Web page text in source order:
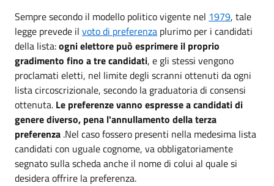
Sempre secondo il modello politico vigente nel 1979, tale
legge prevede il voto di preferenza plurimo per i candidati
della lista:ogni elettore può esprimere il proprio
gradimento fino a tre candidati, e gli stessi vengono
proclamati eletti, nel limite degli scranni ottenuti da ogni
lista circoscrizionale, secondo la graduatoria di consensi
ottenuta. Le preferenze vanno espresse a candidati di
genere diverso, pena l'annullamento della terza
preferenza .Nel caso fossero presenti nella medesima lista
candidati con uguale cognome, va obbligatoriamente
segnato sulla scheda anche il nome di colui al quale si
desidera offrire la preferenza.